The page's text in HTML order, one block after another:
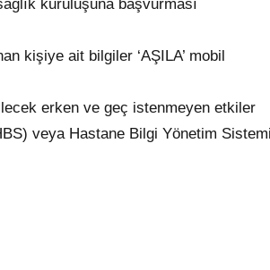
kuruluşuna başvurması
kişiye ait bilgiler ‘AŞILA’ mobil
erken ve geç istenmeyen etkiler
veya Hastane Bilgi Yönetim